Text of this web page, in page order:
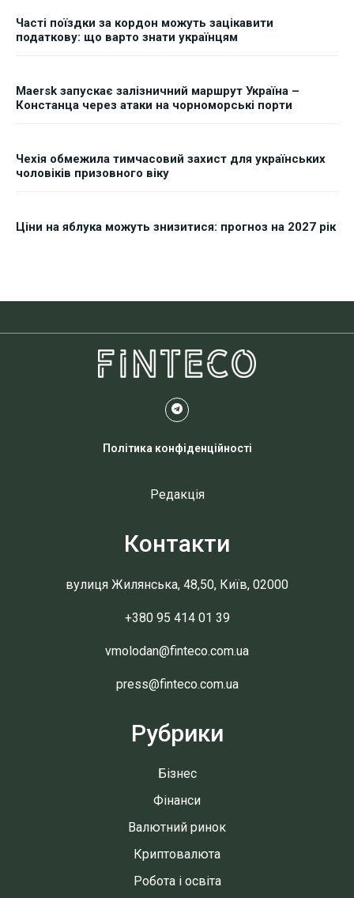
Часті поїздки за кордон можуть зацікавити
податкову: що варто знати українцям
Maersk запускає залізничний маршрут Україна –
Констанца через атаки на чорноморські порти
Чехія обмежила тимчасовий захист для українських
чоловіків призовного віку
Ціни на яблука можуть знизитися: прогноз на 2027 рік
Політика конфіденційності
Редакція
Контакти
вулиця Жилянська, 48,50, Київ, 02000
+380 95 414 01 39
vmolodan@finteco.com.ua
press@finteco.com.ua
Рубрики
Бізнес
Фінанси
Валютний ринок
Криптовалюта
Робота і освіта